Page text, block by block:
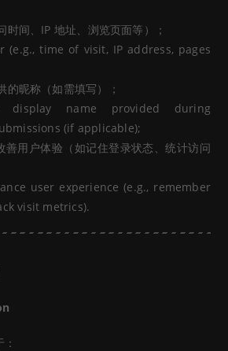
时间、IP 地址、浏览页面等）；
(e.g., time of visit, IP address, pages
的昵称（如需填写）；
display name provided during
(if applicable);
善用户体验（如记住登录状态、统计访问
user experience (e.g., remember
visit metrics).